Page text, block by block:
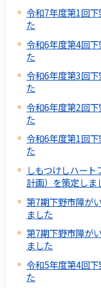
令和7年度第1回
た
令和6年度第4回
た
令和6年度第3回
た
令和6年度第2回
た
令和6年度第1回
た
しもつけしハー
計画）を策定しま
第7期下野市障が
ました
第7期下野市障が
ました
令和5年度第4回
た